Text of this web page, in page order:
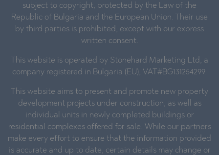
subject to copyright, protected by the Law of the
Republic of Bulgaria and the European Union. Their use
by third parties is prohibited, except with our express
written consent.
This website is operated by Stonehard Marketing Ltd, a
company registered in Bulgaria (EU), VAT#BG131254299.
This website aims to present and promote new property
development projects under construction, as well as
individual units in newly completed buildings or
residential complexes offered for sale. While our partners
make every effort to ensure that the information provided
is accurate and up to date, certain details may change or